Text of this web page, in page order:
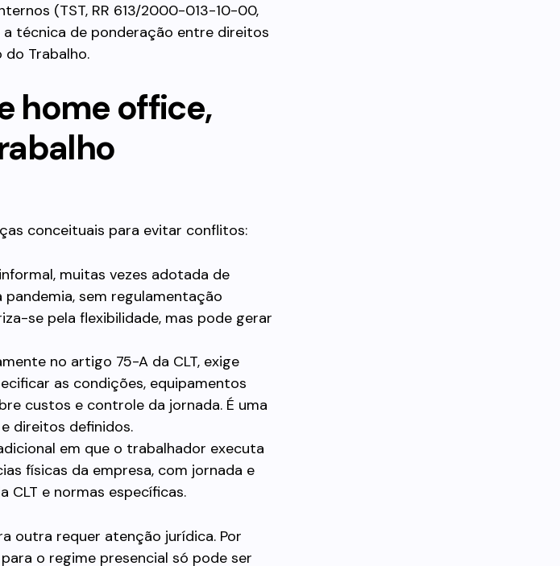
(TST, RR 613/2000-013-10-00,
a técnica de ponderação entre direitos
Trabalho.
home office,
conceituais para evitar conflitos:
muitas vezes adotada de
sem regulamentação
se pela flexibilidade, mas pode gerar
no artigo 75-A da CLT, exige
as condições, equipamentos
custos e controle da jornada. É uma
direitos definidos.
em que o trabalhador executa
físicas da empresa, com jornada e
CLT e normas específicas.
outra requer atenção jurídica. Por
o regime presencial só pode ser